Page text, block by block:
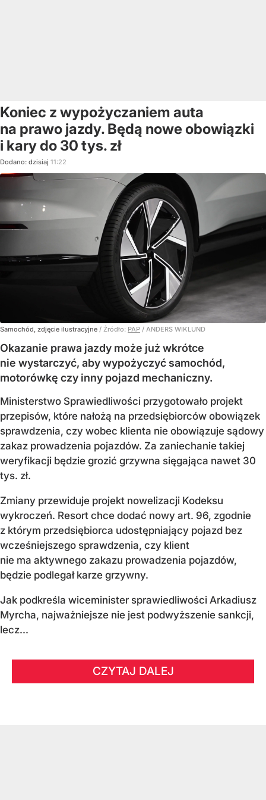
Koniec z wypożyczaniem auta
na prawo jazdy. Będą nowe obowiązki
i kary do 30 tys. zł
Dodano: dzisiaj 11:22
Samochód, zdjęcie ilustracyjne / Źródło: PAP / ANDERS WIKLUND
Okazanie prawa jazdy może już wkrótce
nie wystarczyć, aby wypożyczyć samochód,
motorówkę czy inny pojazd mechaniczny.
Ministerstwo Sprawiedliwości przygotowało projekt
przepisów, które nałożą na przedsiębiorców obowiązek
sprawdzenia, czy wobec klienta nie obowiązuje sądowy
zakaz prowadzenia pojazdów. Za zaniechanie takiej
weryfikacji będzie grozić grzywna sięgająca nawet 30
tys. zł.
Zmiany przewiduje projekt nowelizacji Kodeksu
wykroczeń. Resort chce dodać nowy art. 96, zgodnie
z którym przedsiębiorca udostępniający pojazd bez
wcześniejszego sprawdzenia, czy klient
nie ma aktywnego zakazu prowadzenia pojazdów,
będzie podlegał karze grzywny.
Jak podkreśla wiceminister sprawiedliwości Arkadiusz
Myrcha, najważniejsze nie jest podwyższenie sankcji,
lecz...
CZYTAJ DALEJ